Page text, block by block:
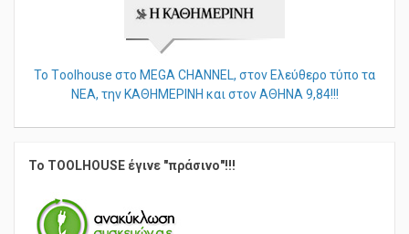
Το Τoolhouse στο MEGA CHANNEL, στον Ελεύθερο τύπο τα
ΝΕΑ, την ΚΑΘΗΜΕΡΙΝΗ και στον ΑΘΗΝΑ 9,84!!!
Το TOOLHOUSE έγινε "πράσινο"!!!